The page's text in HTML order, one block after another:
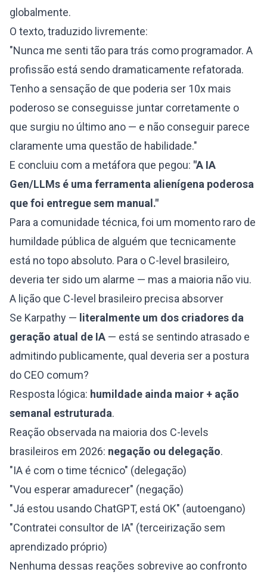
globalmente.
O texto, traduzido livremente:
"Nunca me senti tão para trás como programador. A
profissão está sendo dramaticamente refatorada.
Tenho a sensação de que poderia ser 10x mais
poderoso se conseguisse juntar corretamente o
que surgiu no último ano — e não conseguir parece
claramente uma questão de habilidade."
E concluiu com a metáfora que pegou: "A IA
Gen/LLMs é uma ferramenta alienígena poderosa
que foi entregue sem manual."
Para a comunidade técnica, foi um momento raro de
humildade pública de alguém que tecnicamente
está no topo absoluto. Para o C-level brasileiro,
deveria ter sido um alarme — mas a maioria não viu.
A lição que C-level brasileiro precisa absorver
Se Karpathy — literalmente um dos criadores da
geração atual de IA — está se sentindo atrasado e
admitindo publicamente, qual deveria ser a postura
do CEO comum?
Resposta lógica: humildade ainda maior + ação
semanal estruturada.
Reação observada na maioria dos C-levels
brasileiros em 2026: negação ou delegação.
"IA é com o time técnico" (delegação)
"Vou esperar amadurecer" (negação)
"Já estou usando ChatGPT, está OK" (autoengano)
"Contratei consultor de IA" (terceirização sem
aprendizado próprio)
Nenhuma dessas reações sobrevive ao confronto